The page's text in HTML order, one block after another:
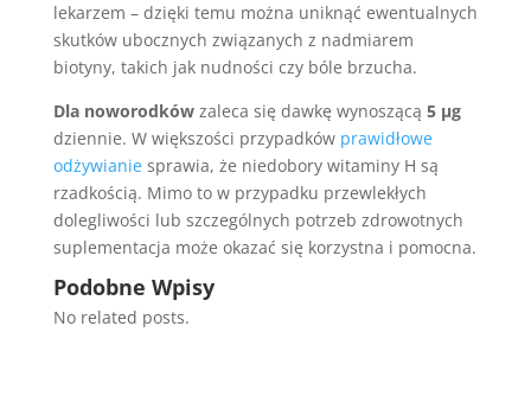
lekarzem – dzięki temu można uniknąć ewentualnych
skutków ubocznych związanych z nadmiarem
biotyny, takich jak nudności czy bóle brzucha.
Dla noworodkówzaleca się dawkę wynoszącą 5 µg
dziennie. W większości przypadków prawidłowe
odżywianiesprawia, że niedobory witaminy H są
rzadkością. Mimo to w przypadku przewlekłych
dolegliwości lub szczególnych potrzeb zdrowotnych
suplementacja może okazać się korzystna i pomocna.
Podobne Wpisy
No related posts.